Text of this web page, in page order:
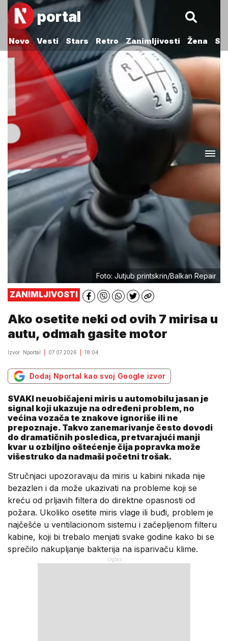
portal
Novo Vesti Stars Retro Zanimljivosti Žena
Foto: Jutjub printskrin/Balkan Repair
ZANIMLJIVOSTI
Ako osetite neki od ovih 7 mirisa u
autu, odmah gasite motor
Izvor: Nportal 07.07.2026 18:04
Dodaj Nportal kao svoj Google izvor
SVAKI neuobičajeni miris u automobilu jasan je
signal koji ukazuje na određeni problem, no
većina vozača te znakove ignoriše ili ne
prepoznaje. Takvo zanemarivanje često dovodi
do dramatičnih posledica, pretvarajući manji
kvar u ozbiljno oštećenje čija popravka može
višestruko da nadmaši početni trošak.
Stručnjaci upozoravaju da miris u kabini nikada nije
bezazlen i da može ukazivati na probleme koji se
kreću od prljavih filtera do direktne opasnosti od
požara. Ukoliko osetite miris vlage ili buđi, problem je
najčešće u ventilacionom sistemu i začepljenom filteru
kabine, koji bi trebalo menjati svake godine kako bi se
sprečilo nakupljanje bakterija na isparivaču klime.